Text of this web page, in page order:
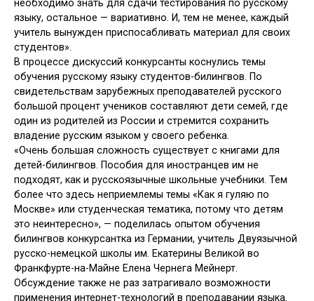
необходимо знать для сдачи тестирования по русскому
языку, остальное — вариативно. И, тем не менее, каждый
учитель вынужден приспосабливать материал для своих
студентов».
В процессе дискуссий конкурсанты коснулись темы
обучения русскому языку студентов-билингвов. По
свидетельствам зарубежных преподавателей русского
большой процент учеников составляют дети семей, где
один из родителей из России и стремится сохранить
владение русским языком у своего ребенка.
«Очень большая сложность существует с книгами для
детей-билингвов. Пособия для иностранцев им не
подходят, как и русскоязычные школьные учебники. Тем
более что здесь неприемлемы темы «Как я гуляю по
Москве» или студенческая тематика, потому что детям
это неинтересно», — поделилась опытом обучения
билингвов конкурсантка из Германии, учитель Двуязычной
русско-немецкой школы им. Екатерины Великой во
Франкфурте-на-Майне Елена Чернега Мейнерт.
Обсуждение также не раз затрагивало возможности
применения интернет-технологий в преподавании языка.